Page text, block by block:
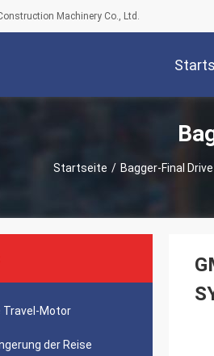
Machinery Co., Ltd.
Startseite / Bagger-Final
Travel-Motor
der Reise